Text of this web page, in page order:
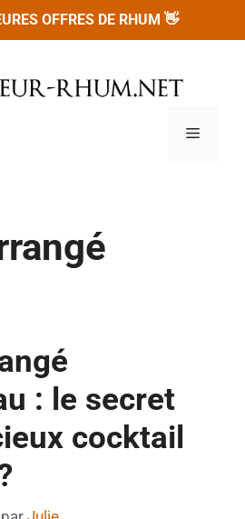
OFFRES DE RHUM 👋
Menu
: le secret
cocktail